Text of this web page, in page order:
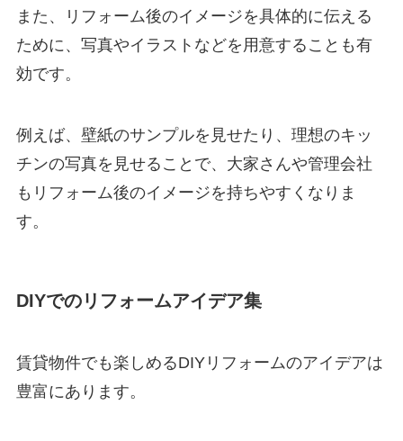
また、リフォーム後のイメージを具体的に伝える
ために、写真やイラストなどを用意することも有
効です。
例えば、壁紙のサンプルを見せたり、理想のキッ
チンの写真を見せることで、大家さんや管理会社
もリフォーム後のイメージを持ちやすくなりま
す。
DIYでのリフォームアイデア集
賃貸物件でも楽しめるDIYリフォームのアイデアは
豊富にあります。